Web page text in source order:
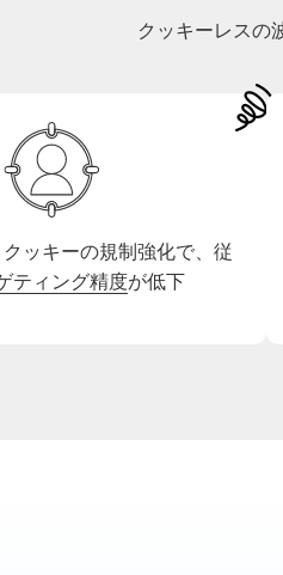
クッキーレスの
ッキーの規制強化で、従
ティング精度が低下